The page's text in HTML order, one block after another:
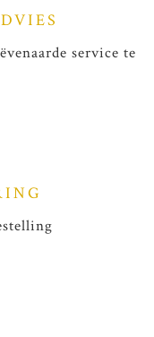
service te